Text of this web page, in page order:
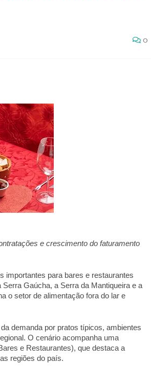
0
e crescimento do faturamento
importantes para bares e restaurantes
Gaúcha, a Serra da Mantiqueira e a
o setor de alimentação fora do lar e
demanda por pratos típicos, ambientes
O cenário acompanha uma
e Restaurantes), que destaca a
regiões do país.